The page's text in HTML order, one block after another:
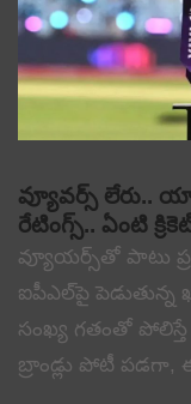
వ్యూవర్స్ లేరు..
రేటింగ్స్.. ఏంటి
వ్యూయర్స్‌తో పాటు
ఐపీఎల్‌పై పెడుతున్న
సంఖ్య గతంతో
బ్రాండ్లు పోటీ